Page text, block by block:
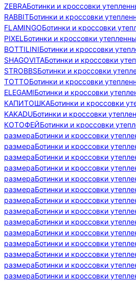
ZEBRAБотинки и кроссовки
RABBITБотинки и кроссовки
FLAMINGOБотинки и кроссовки
PIXEL Ботинки и кроссовки
BOTTILINIБотинки и кроссовки
SHAGOVITAБотинки и кроссовки
STROBBSБотинки и кроссовки
TOTTOБотинки и кроссовки
ELEGAMIБотинки и кроссовки
КАПИТОШКАБотинки и кроссовки
KAKADUБотинки и кроссовки
КОТОФЕЙБотинки и кроссовки
размераБотинки и кроссовки
размераБотинки и кроссовки
размераБотинки и кроссовки
размераБотинки и кроссовки
размераБотинки и кроссовки
размераБотинки и кроссовки
размераБотинки и кроссовки
размераБотинки и кроссовки
размераБотинки и кроссовки
размераБотинки и кроссовки
размераБотинки и кроссовки
размераБотинки и кроссовки
размераБотинки и кроссовки
размераБотинки и кроссовки